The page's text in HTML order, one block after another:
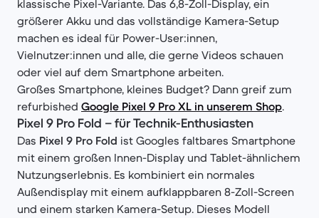
klassische Pixel-Variante. Das 6,8-Zoll-Display, ein
größerer Akku und das vollständige Kamera-Setup
machen es ideal für Power-User:innen,
Vielnutzer:innen und alle, die gerne Videos schauen
oder viel auf dem Smartphone arbeiten.
Großes Smartphone, kleines Budget? Dann greif zum
refurbished Google Pixel 9 Pro XL in unserem Shop.
Pixel 9 Pro Fold – für Technik-Enthusiasten
Das Pixel 9 Pro Fold ist Googles faltbares Smartphone
mit einem großen Innen-Display und Tablet-ähnlichem
Nutzungserlebnis. Es kombiniert ein normales
Außendisplay mit einem aufklappbaren 8-Zoll-Screen
und einem starken Kamera-Setup. Dieses Modell